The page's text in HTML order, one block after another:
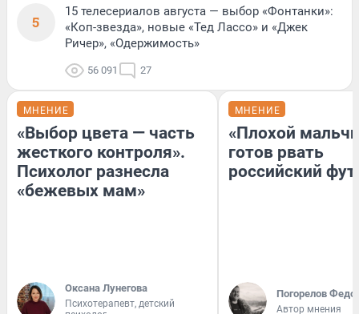
5
15 телесериалов августа — выбор «Фонтанки»:
«Коп-звезда», новые «Тед Лассо» и «Джек
Ричер», «Одержимость»
56 091 27
МНЕНИЕ
«Выбор цвета — часть
жесткого контроля».
Психолог разнесла
«бежевых мам»
Оксана Лунегова
Психотерапевт, детский
МНЕНИЕ
«Плохой
готов рвать
российский
Погорелов
Автор мнения